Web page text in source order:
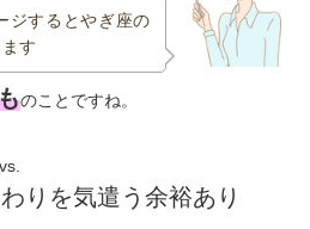
ジするとやぎ座の
す
のことですね。
りを気遣う余裕あり